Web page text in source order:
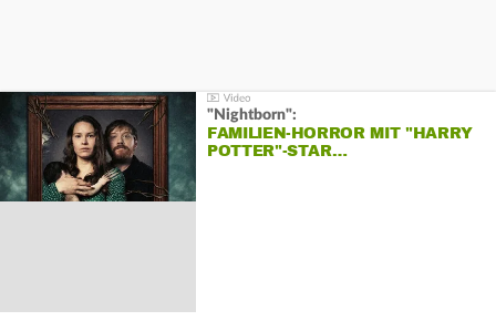
"Nightborn":
FAMILIEN-HORROR MIT "HARRY
POTTER"-STAR…